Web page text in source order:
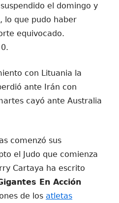
el domingo y
lo que pudo haber
equivocado.
con Lituania la
ante Irán con
cayó ante Australia
comenzó sus
el Judo que comienza
Cartaya ha escrito
En Acción
de los atletas